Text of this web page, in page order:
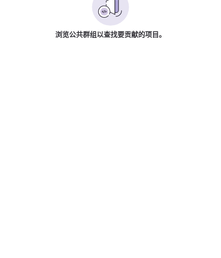
浏览公共群组以查找要贡献的项目。